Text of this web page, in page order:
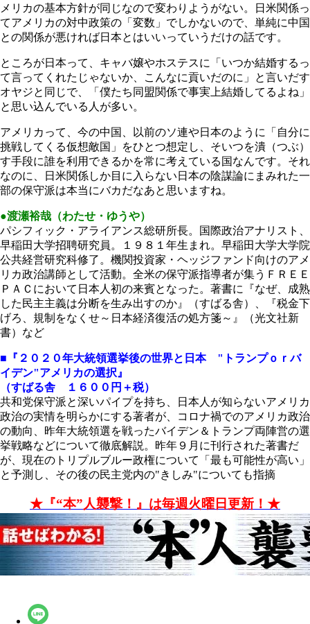
メリカの基本方針が同じなので変わりようがない。日米関係っ
てアメリカの対中政策の「変数」でしかないので、単純に中国
との関係が悪ければ日本とはいいっていうだけの話です。
ところが日本って、キャバ嬢やホステスに「いつか結婚するっ
て言ってくれたじゃないか、こんなに貢いだのに」と言いだす
オヤジと同じで、「僕たち同盟関係で事実上結婚してるよね」
と思い込んでいる人が多い。
アメリカって、今の中国、以前のソ連や日本のように「自分に
挑戦してくる仮想敵国」をひとつ想定し、そいつを潰（つぶ）
す手段に誰を利用できるかを常に考えている国なんです。それ
なのに、日米関係しか目に入らない日本の陰謀論にまみれた一
部の保守派は本当にバカだなあと思いますね。
●渡瀬裕哉（わたせ・ゆうや）
パシフィック・アライアンス総研所長。国際政治アナリスト、
早稲田大学招聘研究員。１９８１年生まれ。早稲田大学大学院
公共経営研究科修了。機関投資家・ヘッジファンド向けのアメ
リカ政治講師として活動。全米の保守派指導者が集うＦＲＥＥ
ＰＡＣにおいて日本人初の来賓となった。著書に『なぜ、成熟
した民主主義は分断を生み出すのか』（すばる舎）、『税金下
げろ、規制をなくせ～日本経済復活の処方箋～』（光文社新
書）など
■『２０２０年大統領選挙後の世界と日本 "トランプｏｒバ
イデン"アメリカの選択』
（すばる舎 １６００円＋税）
共和党保守派と深いパイプを持ち、日本人が知らないアメリカ
政治の実情を明らかにする著者が、コロナ禍でのアメリカ政治
の動向、昨年大統領選を戦ったバイデン＆トランプ両陣営の選
挙戦略などについて徹底解説。昨年９月に刊行された著書だ
が、現在のトリプルブルー政権について「最も可能性が高い」
と予測し、その後の民主党内の"きしみ"についても指摘
★『“本”人襲撃！』は毎週火曜日更新！★